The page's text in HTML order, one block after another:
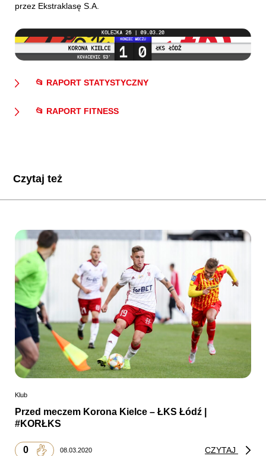
przez Ekstraklasę S.A.
📂 RAPORT STATYSTYCZNY
📂 RAPORT FITNESS
Czytaj też
Klub
Przed meczem Korona Kielce – ŁKS Łódź |
#KORŁKS
0 08.03.2020 CZYTAJ